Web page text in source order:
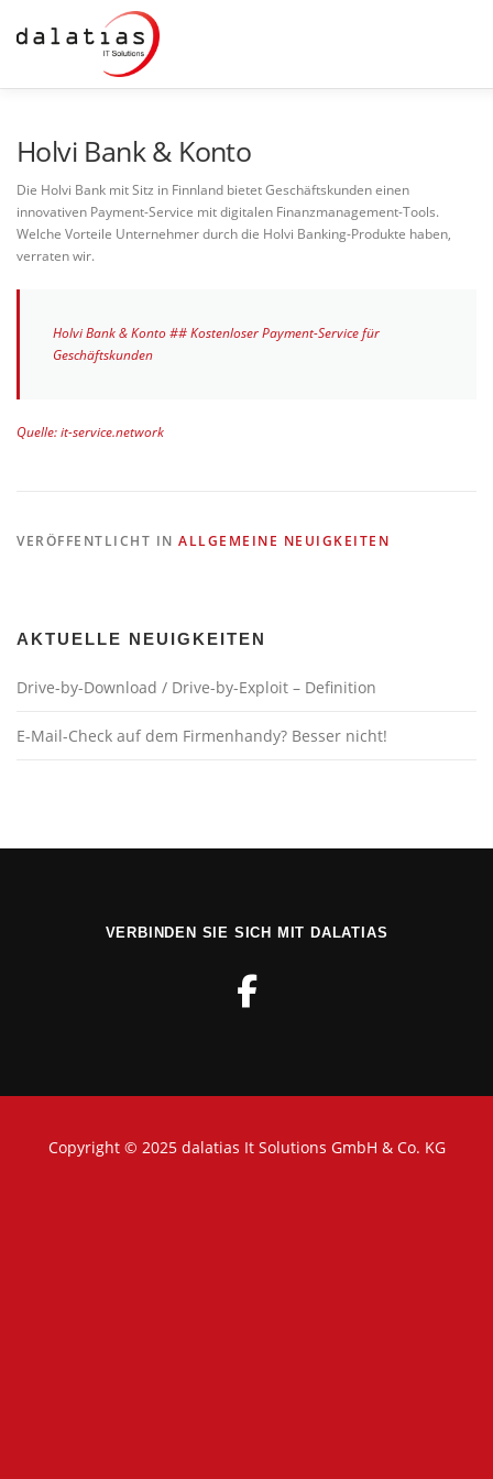
Inhalt
BACKUP PRODUKTE SERVICE
Holvi Bank & Konto
Die Holvi Bank mit Sitz in Finnland bietet Geschäftskunden einen
innovativen Payment-Service mit digitalen Finanzmanagement-Tools.
Welche Vorteile Unternehmer durch die Holvi Banking-Produkte haben,
verraten wir.
Holvi Bank & Konto ## Kostenloser Payment-Service für
Geschäftskunden
Quelle: it-service.network
VERÖFFENTLICHT IN ALLGEMEINE NEUIGKEITEN
AKTUELLE NEUIGKEITEN
Drive-by-Download / Drive-by-Exploit – Definition
E-Mail-Check auf dem Firmenhandy? Besser nicht!
VERBINDEN SIE SICH MIT DALATIAS